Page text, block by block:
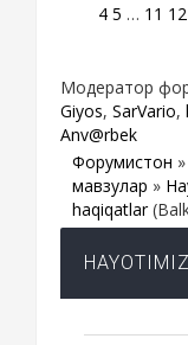
4 5 … 11 12
Модератор
Giyos, SarVario,
Anv@rbek
Форумистон »
мавзулар »
haqiqatlar